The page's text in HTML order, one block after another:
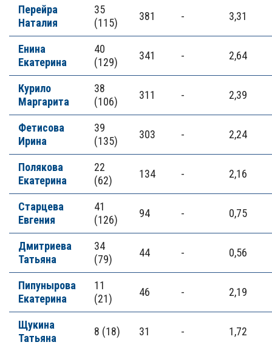
Перейра
Наталия
35
(115)
381 - 3,31
Енина
Екатерина
40
(129)
341 - 2,64
Курило
Маргарита
38
(106)
311 - 2,39
Фетисова
Ирина
39
(135)
303 - 2,24
Полякова
Екатерина
22
(62)
134 - 2,16
Старцева
Евгения
41
(126)
94 - 0,75
Дмитриева
Татьяна
34
(79)
44 - 0,56
Пипунырова
Екатерина
11
(21)
46 - 2,19
Щукина
Татьяна
8 (18) 31 - 1,72